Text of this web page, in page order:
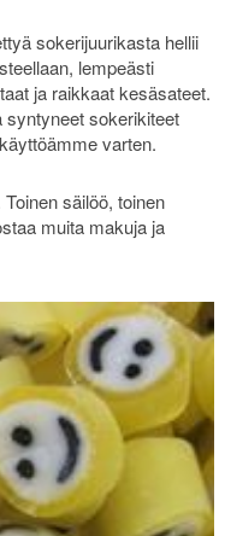
sokerijuurikasta hellii
lempeästi
ja raikkaat kesäsateet.
syntyneet sokerikiteet
varten.
säilöö, toinen
muita makuja ja